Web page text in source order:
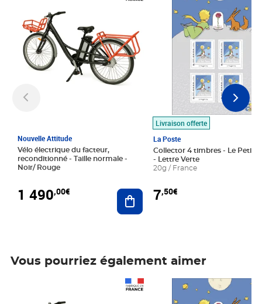
Nouvelle Attitude
Vélo électrique du facteur,
reconditionné - Taille normale -
Noir/ Rouge
1 490,00€ Ajouter au panier
Livraison offerte
La Poste
Collector 4 timbres - Le Petit
- Lettre Verte
20g / France
7,50€
Vous pourriez également aimer
Prix 7,50€